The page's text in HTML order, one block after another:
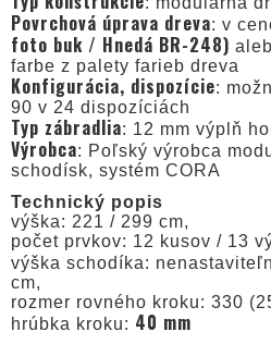
Povrchová úprava dreva: v
foto buk / Hnedá BR-248)
farbe z palety farieb dreva
Konfigurácia, dispozície:
90 v 24 dispozíciách
Typ zábradlia: 12 mm výplň
Výrobca: Poľský výrobca
schodísk, systém CORA
Technický popis
výška: 221 / 299 cm,
počet prvkov: 12 kusov / 13
výška schodíka:
cm,
rozmer rovného kroku: 330
hrúbka kroku: 40 mm